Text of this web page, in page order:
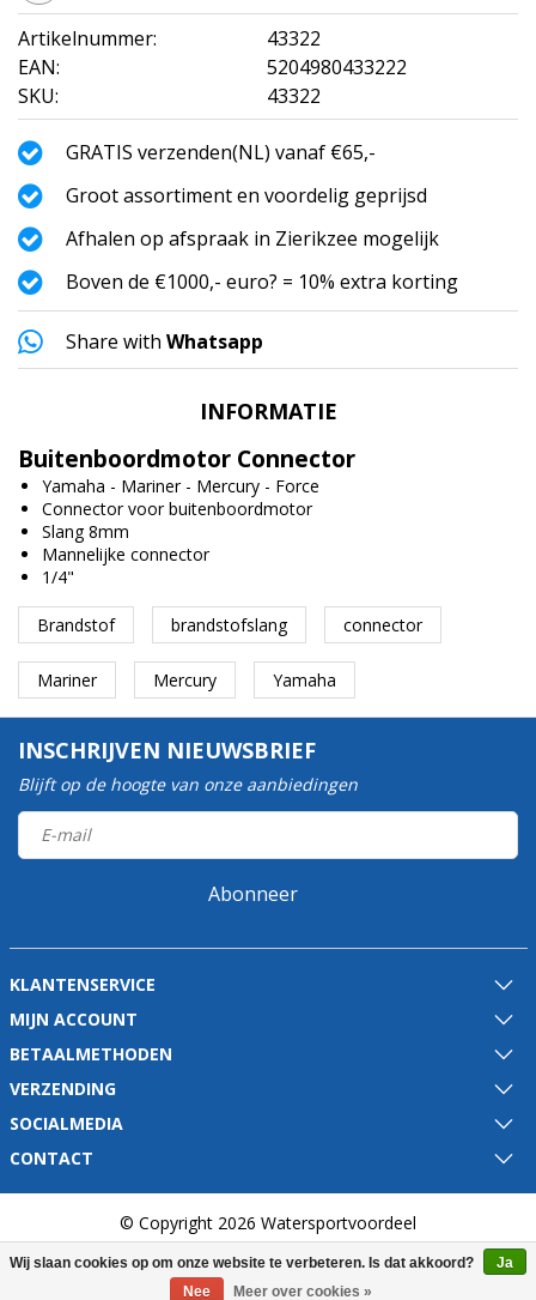
Artikelnummer:
43322
EAN:
5204980433222
SKU:
43322
GRATIS verzenden(NL) vanaf €65,-
Groot assortiment en voordelig geprijsd
Afhalen op afspraak in Zierikzee mogelijk
Boven de €1000,- euro? = 10% extra korting
Share with Whatsapp
INFORMATIE
Buitenboordmotor Connector
Yamaha - Mariner - Mercury - Force
Connector voor buitenboordmotor
Slang 8mm
Mannelijke connector
1/4"
Brandstof brandstofslang connector
Mariner Mercury Yamaha
INSCHRIJVEN NIEUWSBRIEF
Blijft op de hoogte van onze aanbiedingen
Abonneer
KLANTENSERVICE
MIJN ACCOUNT
BETAALMETHODEN
VERZENDING
SOCIALMEDIA
CONTACT
© Copyright 2026 Watersportvoordeel
Wij slaan cookies op om onze website te verbeteren. Is dat akkoord?
Ja
Nee
Meer over cookies »